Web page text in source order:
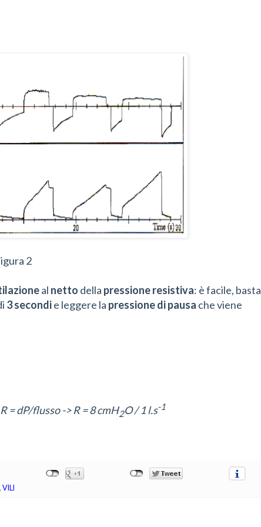
2
al netto della pressione resistiva: è facile, basta
3 secondie leggere la pressione di pausa che viene
= dP/flusso -> R = 8 cmH2O / 1 l.s-1
, VILI